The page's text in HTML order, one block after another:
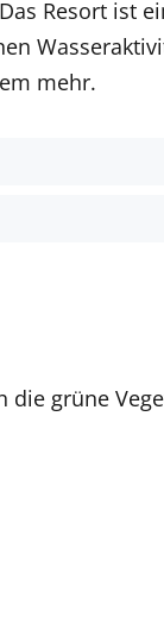
Resort ist
mehr.
die grüne